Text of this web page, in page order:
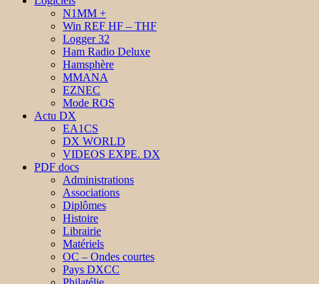
N1MM +
Win REF HF – THF
Logger 32
Ham Radio Deluxe
Hamsphère
MMANA
EZNEC
Mode ROS
Actu DX
EA1CS
DX WORLD
VIDEOS EXPE. DX
PDF docs
Administrations
Associations
Diplômes
Histoire
Librairie
Matériels
OC – Ondes courtes
Pays DXCC